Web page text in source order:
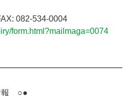
082-534-0004
form.html?mailmaga=0074
報 ○●